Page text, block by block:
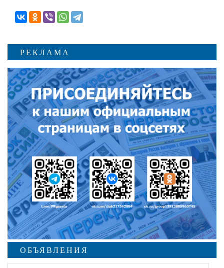
РЕКЛАМА
ОБЪЯВЛЕНИЯ